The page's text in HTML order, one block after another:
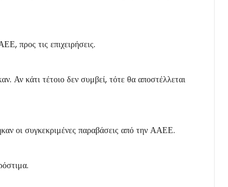
προς τις επιχειρήσεις.
Αν κάτι τέτοιο δεν συμβεί, τότε θα αποστέλλεται
οι συγκεκριμένες παραβάσεις από την ΑΑΕΕ.